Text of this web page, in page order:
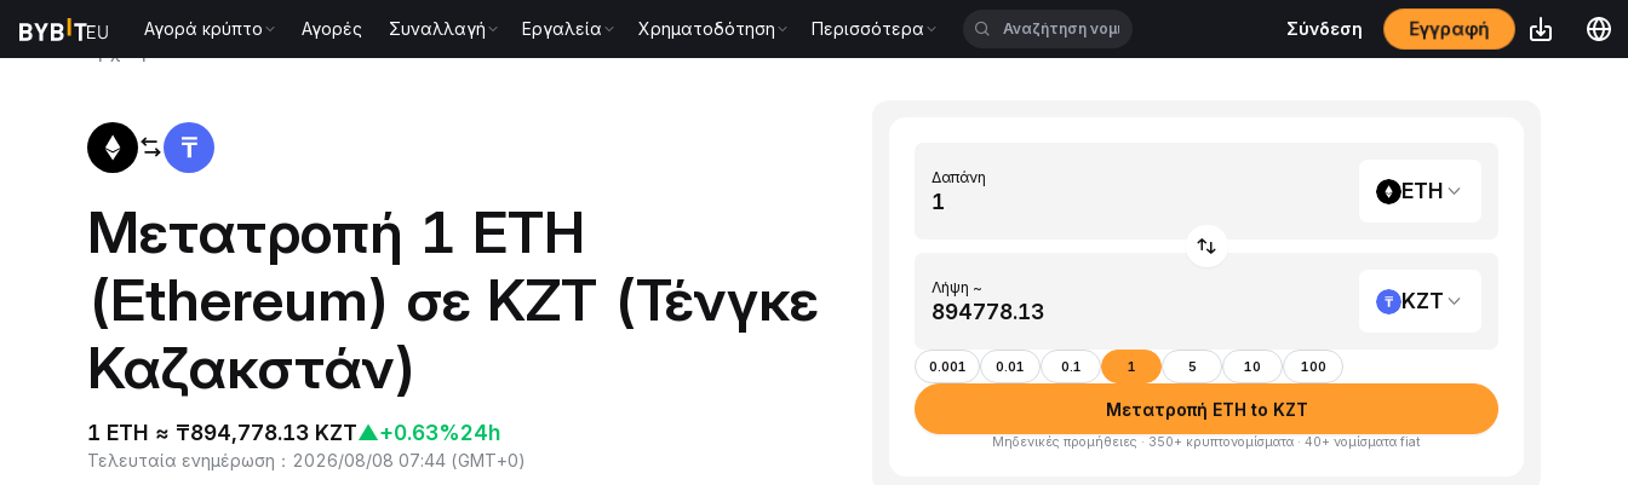
Αγορά κρύπτο Αγορές Συναλλαγή Εργαλεία Χρηματοδότηση Περισσότερα Σύνδεση Εγγραφή
Μετατροπή 1 ETH
(Ethereum) σε KZT (Τένγκε
Καζακστάν)
1 ETH ≈ ₸894,778.13 KZT▲+0.63%24h
Τελευταία ενημέρωση ： 2026/08/08 07:44 (GMT+0)
Δαπάνη
ETH
Λήψη ~
KZT
0.001 0.01 0.1 1 5 10 100
Μετατροπή ETH to KZT
Μηδενικές προμήθειες · 350+ κρυπτονομίσματα · 40+ νομίσματα fiat